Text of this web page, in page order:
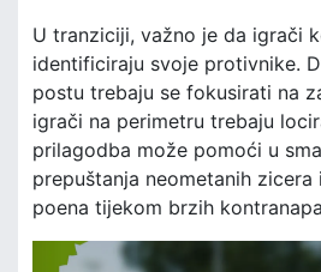
U tranziciji, važno je da igrači
identificiraju svoje protivnike.
postu trebaju se fokusirati na
igrači na perimetru trebaju
prilagodba može pomoći u
prepuštanja neometanih
poena tijekom brzih